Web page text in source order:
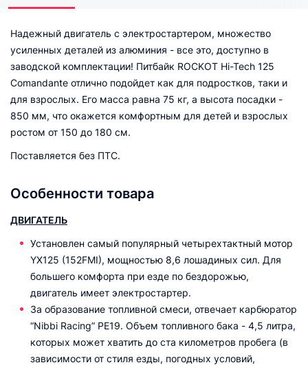
Надежный двигатель с электростартером, множество
усиленных деталей из алюминия - все это, доступно в
заводской комплектации! Питбайк ROCKOT Hi-Tech 125
Comandante отлично подойдет как для подростков, таки и
для взрослых. Его масса равна 75 кг, а высота посадки -
850 мм, что окажется комфортным для детей и взрослых
ростом от 150 до 180 см.
Поставляется без ПТС.
Особенности товара
ДВИГАТЕЛЬ
Установлен самый популярный четырехтактный мотор
YX125 (152FMI), мощностью 8,6 лошадиных сил. Для
большего комфорта при езде по бездорожью,
двигатель имеет электростартер.
За образование топливной смеси, отвечает карбюратор
“Nibbi Racing” PE19. Объем топливного бака - 4,5 литра,
которых может хватить до ста километров пробега (в
зависимости от стиля езды, погодных условий,